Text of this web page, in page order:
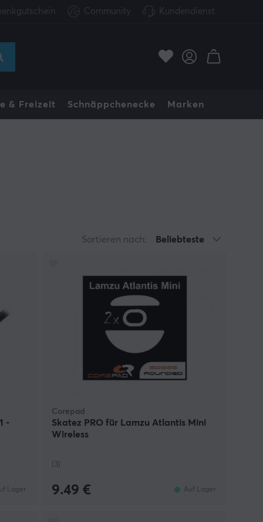
Community Kundendienst
& Freizeit Schnäppchenecke Marken
Sortieren nach: Beliebteste
-
Lager
Corepad
Skatez PRO für Lamzu Atlantis Mini
Wireless
(3)
9.49 € Auf Lager